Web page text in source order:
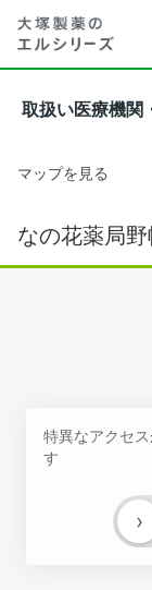
取扱い医療機関
マップを見る
なの花薬局
特異なアクセ
す
›